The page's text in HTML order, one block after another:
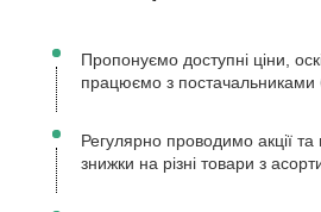
Пропонуємо доступні ціни,
працюємо з постачальниками
Регулярно проводимо акції
знижки на різні товари з